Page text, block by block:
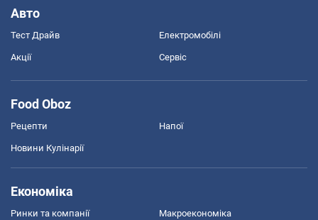
Авто
Тест Драйв Електромобілі
Акції Сервіс
Food Oboz
Рецепти Напої
Новини Кулінарії
Економіка
Ринки та компанії Макроекономіка